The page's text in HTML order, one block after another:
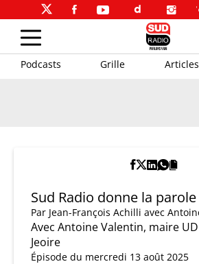
Podcasts Grille Articles
Sud Radio donne la
Par Jean-François Achilli avec
Avec Antoine Valentin, maire
Jeoire
Épisode du mercredi 13 août 2025